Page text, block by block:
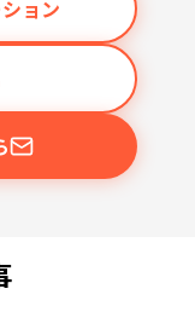
ョン